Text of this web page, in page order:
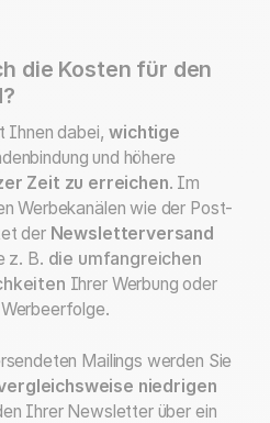
die Kosten für den
Ihnen dabei,wichtige
und höhere
Zeit zu erreichen. Im
Werbekanälen wie der Post-
der Newsletterversand
z. B. die umfangreichen
Ihrer Werbung oder
Mailings werden Sie
niedrigen
Ihrer Newsletter über ein